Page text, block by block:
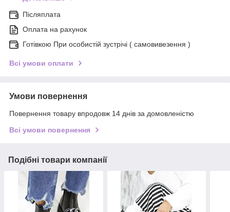
Післяплата
Оплата на рахунок
Готівкою При особистій зустрічі ( самовивезення )
Всі умови оплати
Умови повернення
Повернення товару впродовж 14 днів за домовленістю
Всі умови повернення
Подібні товари компанії